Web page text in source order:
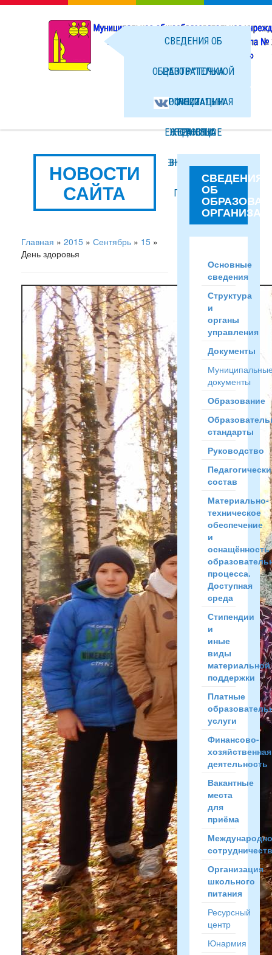
СВЕДЕНИЯ ОБ
ОБРАЗОВАТЕЛЬНОЙ
ОРГАНИЗАЦИИ
НОВОСТИ
ФАЙЛЫ
ЦЕНТР "ТОЧКА
РОСТА"
ЕЖЕДНЕВНОЕ
МЕНЮ ГОРЯЧЕГО
ПИТАНИЯ
ОФИЦИАЛЬНАЯ
СТРАНИЦА
ВКОНТАКТЕ
НОВОСТИ
САЙТА
Главная » 2015 » Сентябрь » 15 »
День здоровья
СВЕДЕНИЯ
ОБ
Основные
сведения
Структура
и
органы
управления
Документы
документы
Образование
стандарты
Руководство
состав
Материально-
техническое
обеспечение
и
оснащённость
процесса.
Доступная
среда
Стипендии
и
иные
виды
материальной
поддержки
Платные
услуги
Финансово-
хозяйственная
деятельность
Вакантные
места
для
приёма
Организация
школьного
питания
Ресурсный
центр
Юнармия